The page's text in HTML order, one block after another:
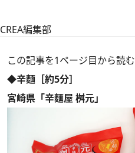
CREA編集部
この記事を1ページ目から読
◆辛麵［約5分］
宮崎県「辛麵屋 桝元」